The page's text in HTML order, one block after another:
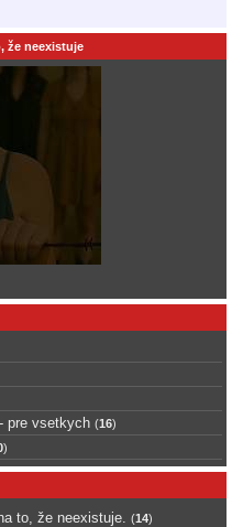
že neexistuje
pre vsetkych (16)
)
to, že neexistuje. (14)